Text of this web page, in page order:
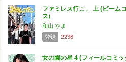
ファミレス行こ。 上 (ビーム
ス)
和山 やま
登録
2238
女の園の星 4 (フィールコミッ